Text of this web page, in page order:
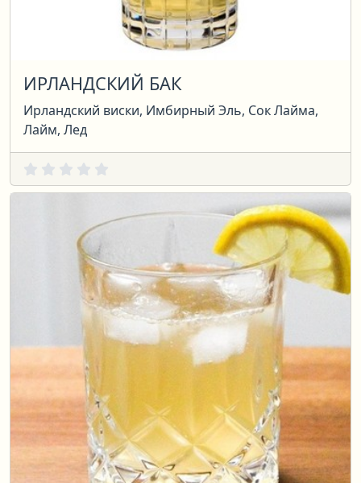
ИРЛАНДСКИЙ БАК
Ирландский виски, Имбирный Эль, Сок Лайма,
Лайм, Лед